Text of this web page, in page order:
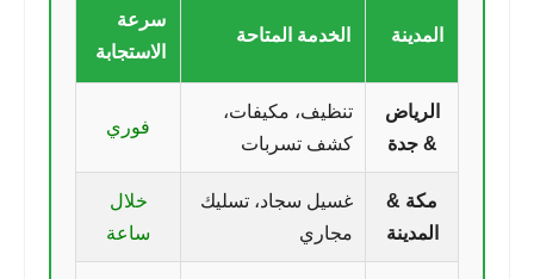
المدينة الخدمة المتاحة
سرعة
الاستجابة
الرياض
& جدة
تنظيف، مكيفات،
كشف تسربات
فوري
مكة &
المدينة
غسيل سجاد، تسليك
مجاري
خلال
ساعة